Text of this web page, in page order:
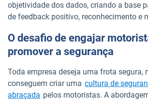
objetividade dos dados, criando a base
de feedback positivo, reconhecimento e
O desafio de engajar
promover a segurança
Toda empresa deseja uma frota segura,
conseguem criar uma cultura de
abraçada pelos motoristas. A